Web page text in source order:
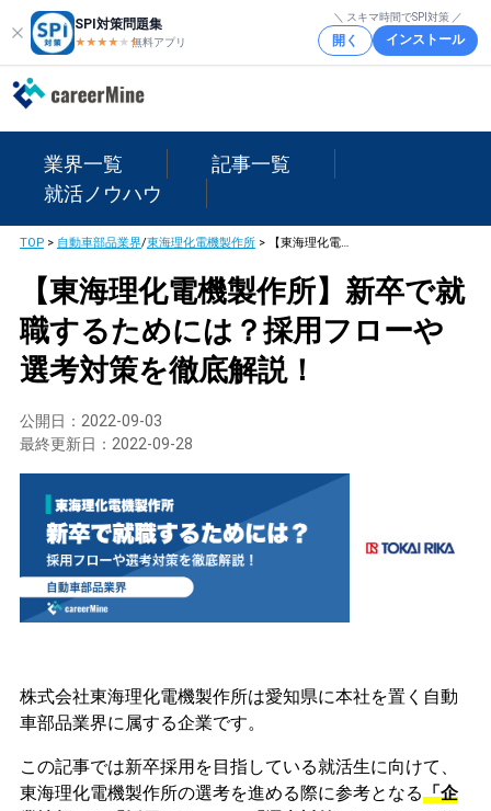
SPI対策問題集
★★★★ ★★
無料アプリ
＼ スキマ時間でSPI対策 ／
開く インストール
業界一覧
記事一覧
就活ノウハウ
TOP> 自動車部品業界/東海理化電機製作所> 【東海理化電機製作所】新卒で就職するためには？採用フローや選考対策を徹底解説！
【東海理化電機製作所】新卒で就
職するためには？採用フローや
選考対策を徹底解説！
公開日： 2022-09-03
最終更新日： 2022-09-28
株式会社東海理化電機製作所は愛知県に本社を置く自動
車部品業界に属する企業です。
この記事では新卒採用を目指している就活生に向けて、
東海理化電機製作所の選考を進める際に参考となる「企